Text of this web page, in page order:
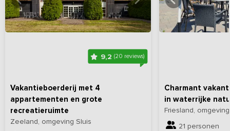
9,2 (20 reviews)
Vakantieboerderij met 4
appartementen en grote
recreatieruimte
Zeeland, omgeving Sluis
Bekijkhieralle foto's
Charmant
in waterrijke
Friesland,
21 personen
Bekijk